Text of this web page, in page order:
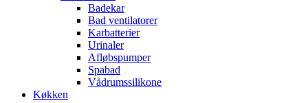
Badekar
Bad ventilatorer
Karbatterier
Urinaler
Afløbspumper
Spabad
Vådrumssilikone
Køkken